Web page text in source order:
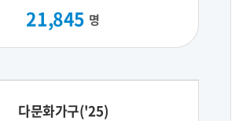
21,845 명
다문화가구('25)